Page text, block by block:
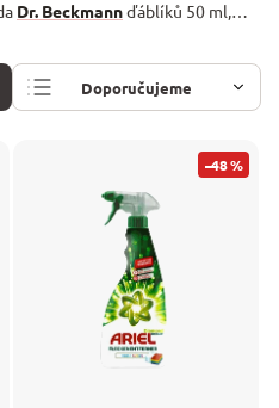
Dr. Beckmannďáblíků 50 ml,
zvlášť na
tuky a omáčky, nakrev a
inkoust a tužky i na rez a
univerzálnější pomocníky jako
Doporučujeme
Nejdražší
Nejprodávanější
Abecedně
–48 %